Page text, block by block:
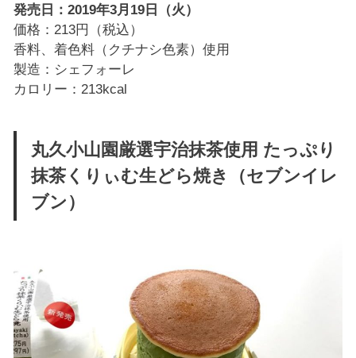
発売日：2019年3月19日（火）
価格：213円（税込）
香料、着色料（クチナシ色素）使用
製造：シェフォーレ
カロリー：213kcal
丸久小山園厳選宇治抹茶使用 たっぷり
抹茶くりぃむ生どら焼き（セブンイレ
ブン）